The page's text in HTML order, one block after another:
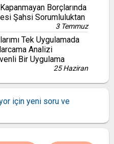
Borçlarında
Şahsi Sorumluluktan
3 Temmuz
Tek Uygulamada
Analizi
Bir Uygulama
25 Haziran
için yeni soru ve